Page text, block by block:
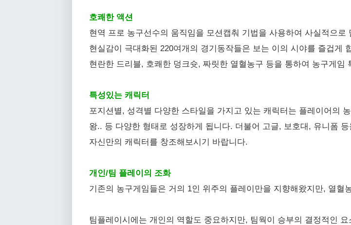
호쾌한 액션
현역 프로 농구선수의 움직임을 모션캡춰 기법을 사용하여 사실적으로
현실감이 극대화된 220여개의 경기동작들은 보는 이의 시야를 즐겁게
현란한 드리블, 호쾌한 덩크슛, 짜릿한 열혈농구 등을 통하여 농구게
특성있는 캐릭터
포지션별, 성격별 다양한 스타일을 가지고 있는 캐릭터는 플레이어의
왕.. 등 다양한 형태로 성장하게 됩니다. 더불어 고글, 보호대, 유니폼
자신만의 캐릭터를 창조해보시기 바랍니다.
개인/팀 플레이의 조화
기존의 농구게임들은 거의 1인 위주의 플레이만을 지향해왔지만, 열
팀플레이시에는 개인의 역할도 중요하지만, 팀웍이 승부의 결정적인